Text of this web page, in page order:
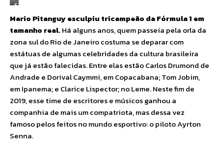
E
t
á
u
a
d
o
p
i
l
o
t
o
y
Mario Pitanguy esculpiu tricampeão da Fórmula 1 em
tamanho real.Há alguns anos, quem passeia pela orla da
zona sul do Rio de Janeiro costuma se deparar com
estátuas de algumas celebridades da cultura brasileira
que já estão falecidas. Entre elas estão Carlos Drumond de
Andrade e Dorival Caymmi, em Copacabana; Tom Jobim,
em Ipanema; e Clarice Lispector; no Leme. Neste fim de
2019, esse time de escritores e músicos ganhou a
companhia de mais um compatriota, mas dessa vez
famoso pelos feitos no mundo esportivo: o piloto Ayrton
Senna.